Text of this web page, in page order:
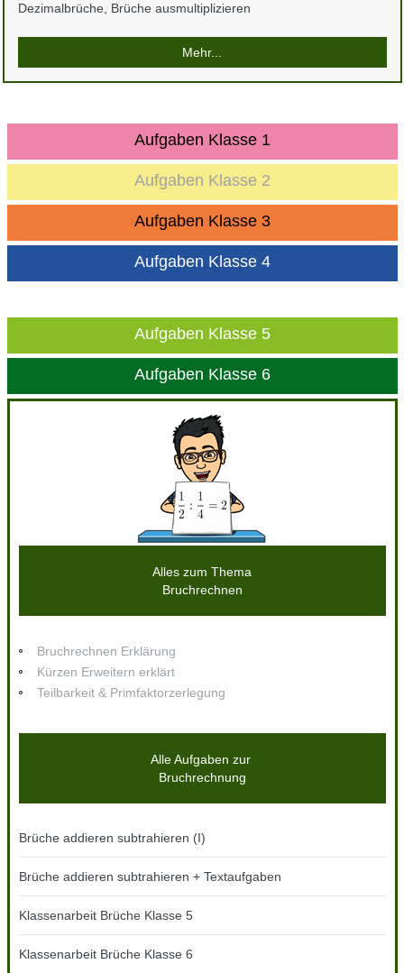
Dezimalbrüche, Brüche ausmultiplizieren
Mehr...
Aufgaben Klasse 1
Aufgaben Klasse 2
Aufgaben Klasse 3
Aufgaben Klasse 4
Aufgaben Klasse 5
Aufgaben Klasse 6
Alles zum Thema
Bruchrechnen
Bruchrechnen Erklärung
Kürzen Erweitern erklärt
Teilbarkeit & Primfaktorzerlegung
Alle Aufgaben zur
Bruchrechnung
Brüche addieren subtrahieren (I)
Brüche addieren subtrahieren + Textaufgaben
Klassenarbeit Brüche Klasse 5
Klassenarbeit Brüche Klasse 6